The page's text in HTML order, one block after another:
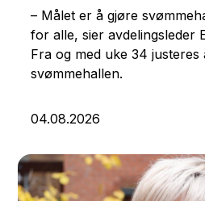
04.08.2026
– Målet er å gjøre
for alle, sier avdelingsleder
Fra og med uke 34 justeres
svømmehallen.